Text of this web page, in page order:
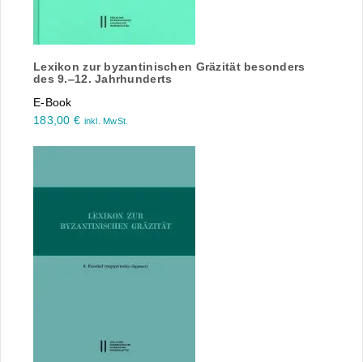
Lexikon zur byzantinischen Gräzität besonders
des 9.‒12. Jahrhunderts
E-Book
183,00 € inkl. MwSt.